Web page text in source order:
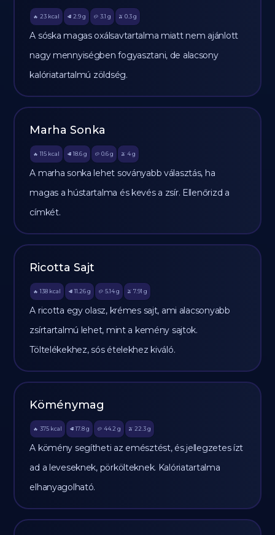
🔥 23 kcal 🥩 2.9 g 🥔 3.1 g 🫒 0.3 g
A sóska magas oxálsavtartalma miatt nem ajánlott
nagy mennyiségben fogyasztani, de alacsony
kalóriatartalmú zöldség.
Marha Sonka
🔥 115 kcal 🥩 18.6 g 🥔 0.6g 🫒 4 g
A marha sonka lehet soványabb választás, ha
magas a hústartalma és kevés a zsír. Ellenőrizd a
címkét.
Ricotta Sajt
🔥 138 kcal 🥩 11.26 g 🥔 5.14g 🫒 7.91 g
A ricotta egy olasz, krémes sajt, ami alacsonyabb
zsírtartalmú lehet, mint a kemény sajtok.
Töltelékekhez, sós ételekhez kiváló.
Köménymag
🔥 375 kcal 🥩 17.8 g 🥔 44.2 g 🫒 22.3 g
A kömény segítheti az emésztést, és jellegzetes ízt
ad a leveseknek, pörkölteknek. Kalóriatartalma
elhanyagolható.